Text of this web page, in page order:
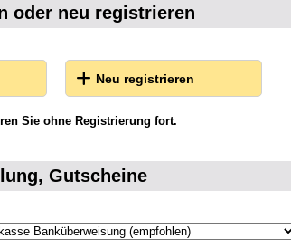
oder neu registrieren
Neu registrieren
Sie ohne Registrierung fort.
Gutscheine